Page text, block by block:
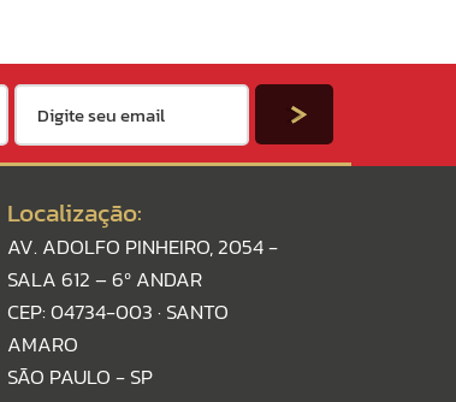
Localização:
AV. ADOLFO PINHEIRO, 2054 -
SALA 612 – 6º ANDAR
CEP: 04734-003 · SANTO
AMARO
SÃO PAULO - SP